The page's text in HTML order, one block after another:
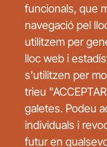
Mestièrs
funcionals, que
navegació pel
utilitzem per
lloc web i
s'utilitzen per
trieu
galetes. Podeu
individuals i
futur en